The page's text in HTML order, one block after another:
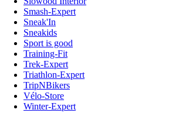
Smash-Expert
Sneak'In
Sneakids
Sport is good
Training-Fit
Trek-Expert
Triathlon-Expert
TripNBikers
Vélo-Store
Winter-Expert